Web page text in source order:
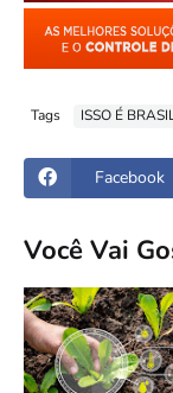
Tags ISSO É
Facebook
Você Vai